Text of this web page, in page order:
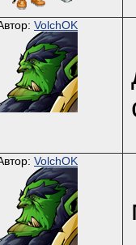
VolchOK
VolchOK